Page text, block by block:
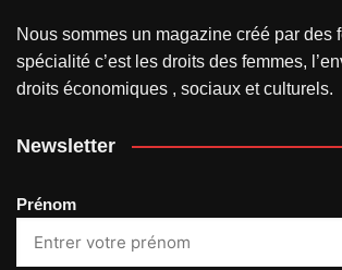
Nous sommes un magazine créé par des
spécialité c’est les droits des femmes,
droits économiques , sociaux et culturels.
Newsletter
Prénom